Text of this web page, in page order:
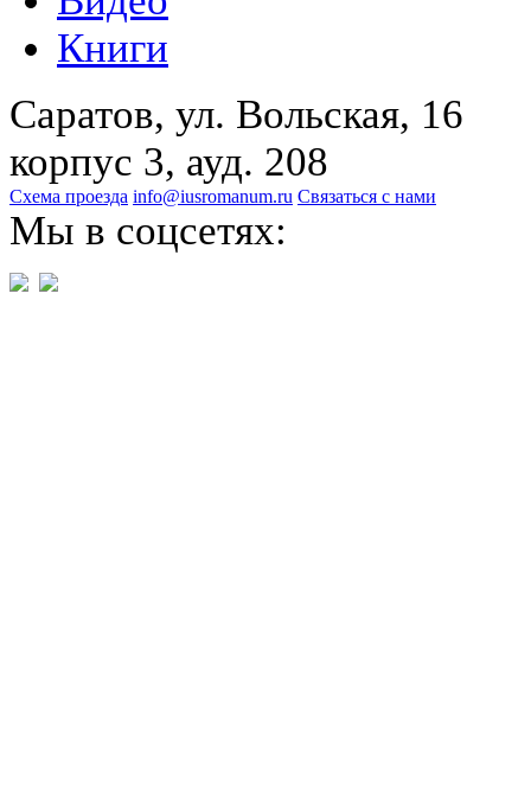
Книги
Саратов, ул. Вольская, 16
корпус 3, ауд. 208
Схема проезда info@iusromanum.ru Связаться с нами
Мы в соцсетях: